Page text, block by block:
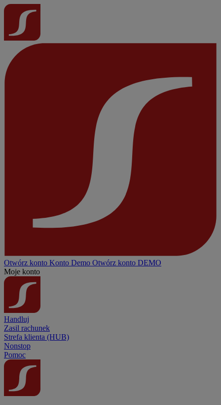
Otwórz konto Konto Demo Otwórz konto DEMO
Moje konto
Handluj
Zasil rachunek
Strefa klienta (HUB)
Nonstop
Pomoc